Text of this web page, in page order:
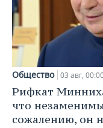
Общество 03 авг,
Рифкат
что
сожалению, он